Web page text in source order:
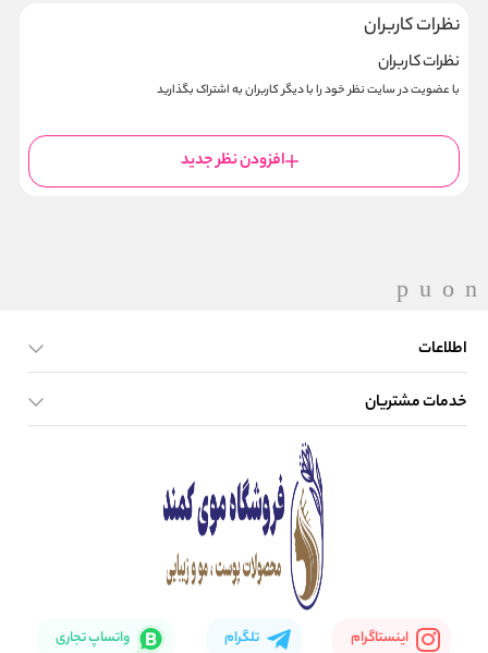
نظرات کاربران
نظرات کاربران
با عضویت در سایت نظر خود را با دیگر کاربران به اشتراک بگذارید
افزودن نظر جدید
اطلاعات
صفحه اصلی
خدمات مشتریان
اینستاگرام تلگرام واتساپ تجاری